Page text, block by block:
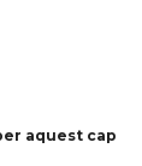
aquest cap